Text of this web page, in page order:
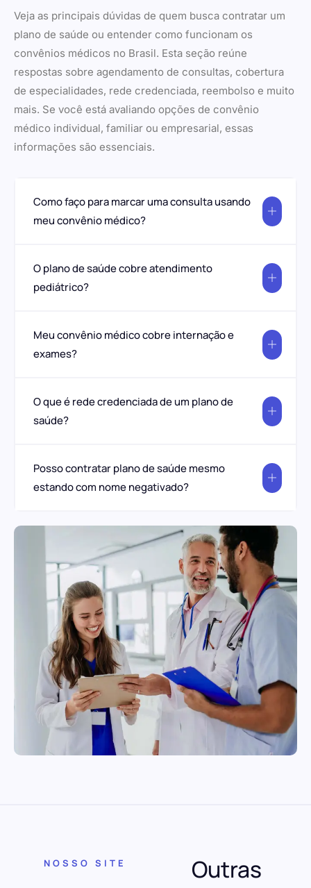
Veja as principais dúvidas de quem busca contratar um
plano de saúde ou entender como funcionam os
convênios médicos no Brasil. Esta seção reúne
respostas sobre agendamento de consultas, cobertura
de especialidades, rede credenciada, reembolso e muito
mais. Se você está avaliando opções de convênio
médico individual, familiar ou empresarial, essas
informações são essenciais.
Como faço para marcar uma consulta usando
meu convênio médico?
O plano de saúde cobre atendimento
pediátrico?
Meu convênio médico cobre internação e
exames?
O que é rede credenciada de um plano de
saúde?
Posso contratar plano de saúde mesmo
estando com nome negativado?
NOSSO SITE
Outras